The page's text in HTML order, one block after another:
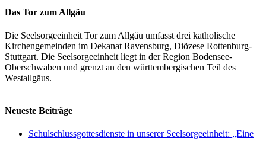
Das Tor zum Allgäu
Die Seelsorgeeinheit Tor zum Allgäu umfasst drei katholische
Kirchengemeinden im Dekanat Ravensburg, Diözese Rottenburg-
Stuttgart. Die Seelsorgeeinheit liegt in der Region Bodensee-
Oberschwaben und grenzt an den württembergischen Teil des
Westallgäus.
Neueste Beiträge
Schulschlussgottesdienste in unserer Seelsorgeeinheit: „Eine